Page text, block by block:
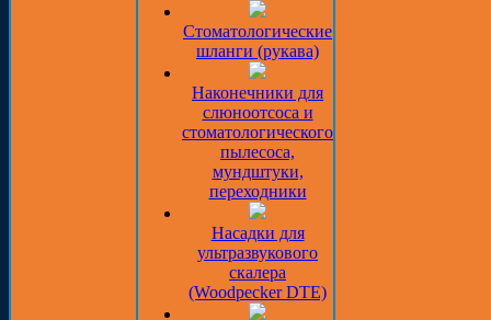
Стоматологические
шланги (рукава)
Наконечники для
слюноотсоса и
стоматологического
пылесоса,
мундштуки,
переходники
Насадки для
ультразвукового
скалера
(Woodpecker DTE)